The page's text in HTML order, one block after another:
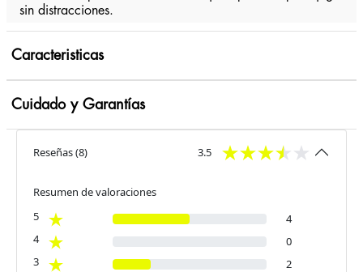
sin distracciones.
Caracteristicas
Cuidado y Garantías
Reseñas(8) 3.5
Resumen de valoraciones
5
4
4
0
3
2